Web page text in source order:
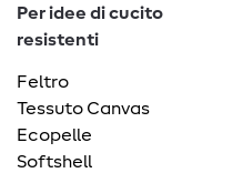
Per idee di cucito
resistenti
Feltro
Tessuto Canvas
Ecopelle
Softshell